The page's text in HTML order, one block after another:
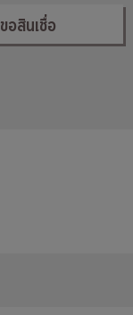
ขอสินเชื่อ